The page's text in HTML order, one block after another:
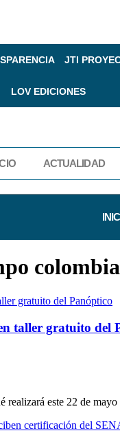
JTI
LOV EDICIONES
ACTUALIDAD
taller gratuito del
realizará este 22 de